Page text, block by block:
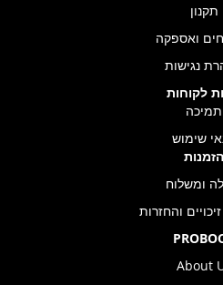
תקנון
ואספקה
נגישות
לקוחות
תמיכה
שימוש
הזמנות
ומשלוח
והחזרות
About